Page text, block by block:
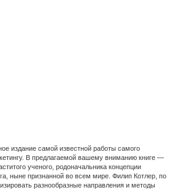
издание самой известной работы самого
В предлагаемой вашему вниманию книге —
ученого, родоначальника концепции
ныне признанной во всем мире. Филип Котлер, по
разнообразные направления и методы